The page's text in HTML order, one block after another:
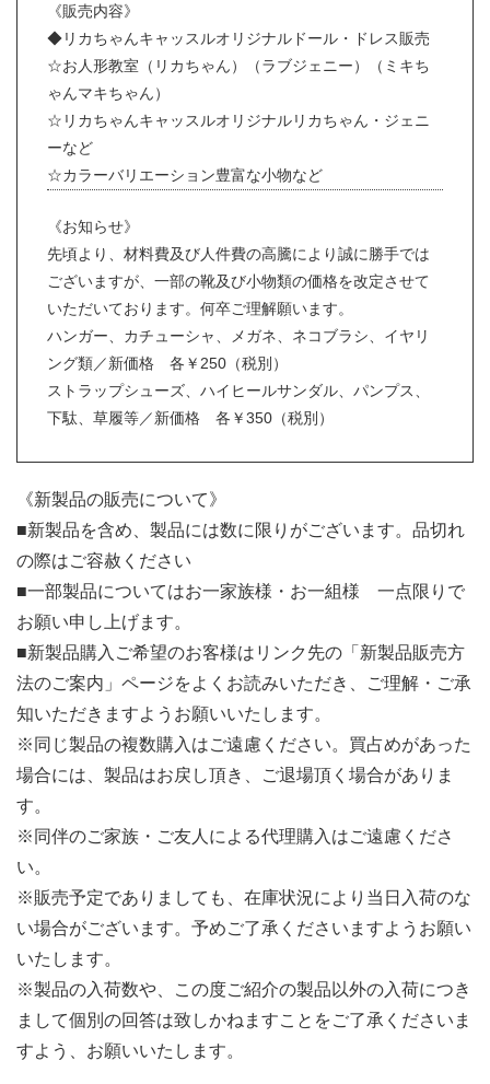
《販売内容》
◆リカちゃんキャッスルオリジナルドール・ドレス販売
☆お人形教室（リカちゃん）（ラブジェニー）（ミキち
ゃんマキちゃん）
☆リカちゃんキャッスルオリジナルリカちゃん・ジェニ
ーなど
☆カラーバリエーション豊富な小物など
《お知らせ》
先頃より、材料費及び人件費の高騰により誠に勝手では
ございますが、一部の靴及び小物類の価格を改定させて
いただいております。何卒ご理解願います。
ハンガー、カチューシャ、メガネ、ネコブラシ、イヤリ
ング類／新価格 各￥250（税別）
ストラップシューズ、ハイヒールサンダル、パンプス、
下駄、草履等／新価格 各￥350（税別）
《新製品の販売について》
■新製品を含め、製品には数に限りがございます。品切れ
の際はご容赦ください
■一部製品についてはお一家族様・お一組様 一点限りで
お願い申し上げます。
■新製品購入ご希望のお客様はリンク先の「新製品販売方
法のご案内」ページをよくお読みいただき、ご理解・ご承
知いただきますようお願いいたします。
※同じ製品の複数購入はご遠慮ください。買占めがあった
場合には、製品はお戻し頂き、ご退場頂く場合がありま
す。
※同伴のご家族・ご友人による代理購入はご遠慮くださ
い。
※販売予定でありましても、在庫状況により当日入荷のな
い場合がございます。予めご了承くださいますようお願い
いたします。
※製品の入荷数や、この度ご紹介の製品以外の入荷につき
まして個別の回答は致しかねますことをご了承くださいま
すよう、お願いいたします。